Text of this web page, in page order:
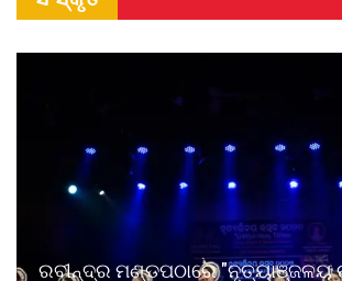
ରବୀନ୍ଦ୍ର ମଣ୍ଡପଠାରେ "ନୃତ୍ୟାଞ୍ଜଳୟ